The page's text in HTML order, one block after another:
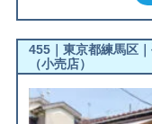
455｜東京都練馬区
（小売店）